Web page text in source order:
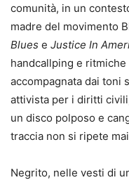
comunità, in un
madre del movimento
Blues e Justice In
handcallping e
accompagnata dai toni
attivista per i diritti
un disco polposo e
traccia non si ripete
Negrito, nelle vesti di